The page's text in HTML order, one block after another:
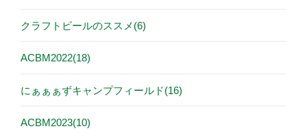
クラフトビールのススメ(6)
ACBM2022(18)
にぁぁぁずキャンプフィールド(16)
ACBM2023(10)